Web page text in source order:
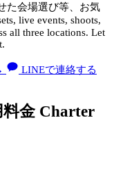
た会場選び等、お気
live events, shoots,
all three locations. Let
LINEで連絡する
金 Charter